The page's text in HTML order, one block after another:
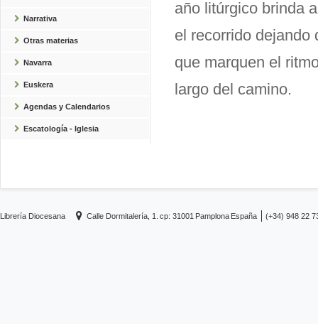
Narrativa
Otras materias
Navarra
Euskera
Agendas y Calendarios
Escatología - Iglesia
año litúrgico brinda
el recorrido dejando
que marquen el
largo del camino.
Librería Diocesana Calle Dormitalería, 1. cp: 31001 Pamplona España (+34) 948 22